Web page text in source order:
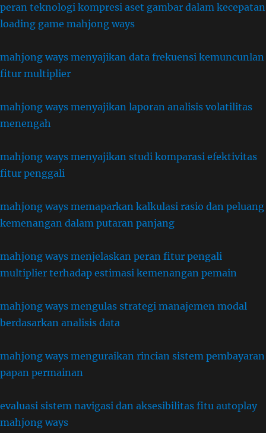
peran teknologi kompresi aset gambar dalam kecepatan
loading game mahjong ways
mahjong ways menyajikan data frekuensi kemuncunlan
fitur multiplier
mahjong ways menyajikan laporan analisis volatilitas
menengah
mahjong ways menyajikan studi komparasi efektivitas
fitur penggali
mahjong ways memaparkan kalkulasi rasio dan peluang
kemenangan dalam putaran panjang
mahjong ways menjelaskan peran fitur pengali
multiplier terhadap estimasi kemenangan pemain
mahjong ways mengulas strategi manajemen modal
berdasarkan analisis data
mahjong ways menguraikan rincian sistem pembayaran
papan permainan
evaluasi sistem navigasi dan aksesibilitas fitu autoplay
mahjong ways